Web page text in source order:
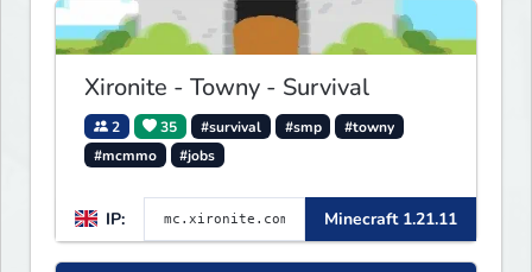
blending both timeless
classics and innovative new
experiences seamlessly.
Xironite - Towny - Survival
2 35 #survival #smp
#towny
#mcmmo
#jobs
IP: Minecraft 1.21.11